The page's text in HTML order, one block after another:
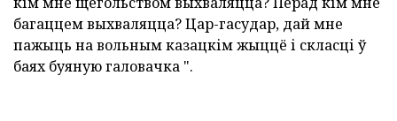
багаццем выхваляцца? Цар-гасудар, дай мне
пажыць на вольным казацкім жыццё і скласці ў
баях буяную галовачка ".